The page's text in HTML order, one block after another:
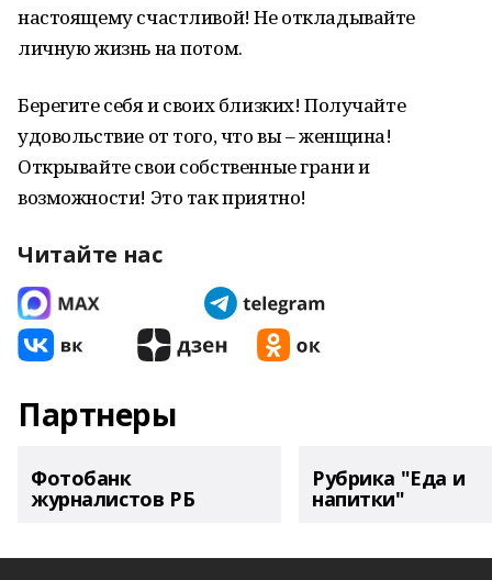
настоящему счастливой! Не откладывайте
личную жизнь на потом.
Берегите себя и своих близких! Получайте
удовольствие от того, что вы – женщина!
Открывайте свои собственные грани и
возможности! Это так приятно!
Читайте нас
Партнеры
Фотобанк
журналистов РБ
Рубрика "Еда и
напитки"